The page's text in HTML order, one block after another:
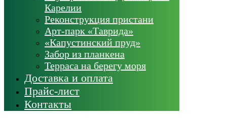
Карелии
Реконструкция пристани
Арт-парк «Таврида»
«Капустинский пруд»
Забор из планкена
Терраса на берегу моря
Доставка и оплата
Прайс-лист
Контакты